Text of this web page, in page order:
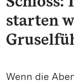
starten
Wenn die